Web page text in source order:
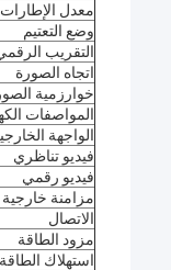
معدل الإطارات
وضع التعتيم
التقريب
اتجاه الصورة
خوارزمية
المواصفات
الواجهة
فيديو تناظري
فيديو رقمي
مزامنة خارجية
الاتصال
مزود الطاقة
استهلاك